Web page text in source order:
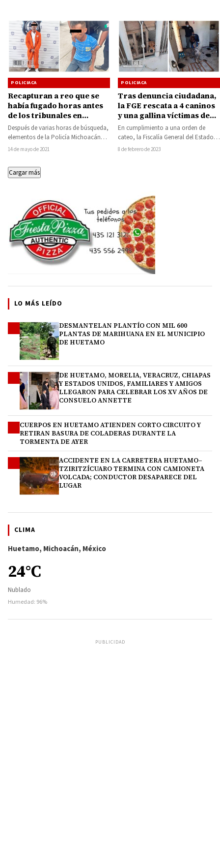
POLICIACA
Recapturan a reo que se
había fugado horas antes
de los tribunales en
Morelia
Después de varias horas de búsqueda,
elementos de la Policía Michoacán
recapturaron a José León M., reo
14 de mayo de 2021
POLICIACA
Tras denuncia ciudadana,
la FGE rescata a 4 caninos
y una gallina víctimas de
maltrato animal
En cumplimiento a una orden de
cateo, la Fiscalía General del Estado
de Michoacán (FGE), a través de…
8 de febrero de 2023
Cargar más
LO MÁS LEÍDO
DESMANTELAN PLANTÍO CON MIL 600
PLANTAS DE MARIHUANA EN EL MUNICIPIO
DE HUETAMO
DE HUETAMO, MORELIA, VERACRUZ, CHIAPAS
Y ESTADOS UNIDOS, FAMILIARES Y AMIGOS
LLEGARON PARA CELEBRAR LOS XV AÑOS DE
CONSUELO ANNETTE
CUERPOS EN HUETAMO ATIENDEN CORTO CIRCUITO Y
RETIRAN BASURA DE COLADERAS DURANTE LA
TORMENTA DE AYER
ACCIDENTE EN LA CARRETERA HUETAMO–
TZIRITZÍCUARO TERMINA CON CAMIONETA
VOLCADA; CONDUCTOR DESAPARECE DEL
LUGAR
CLIMA
Huetamo, Michoacán, México
24°C
Nublado
Humedad: 96%
PUBLICIDAD